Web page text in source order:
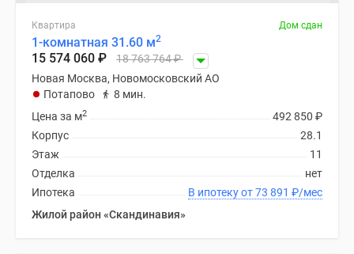
Квартира Дом сдан
1-комнатная 31.60 м2
15 574 060 ₽ 18 763 764₽
Новая Москва, Новомосковский АО
Потапово
8 мин.
492 850 ₽
Цена за м2
28.1
Корпус
11
Этаж
нет
Отделка
В ипотеку от 73 891 ₽/мес
Ипотека
Жилой район «Скандинавия»